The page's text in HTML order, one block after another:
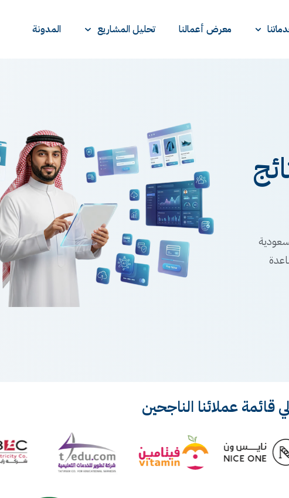
معرض أعمالنا تحليل المشاريع المدونة
قائمة عملائنا الناجحين